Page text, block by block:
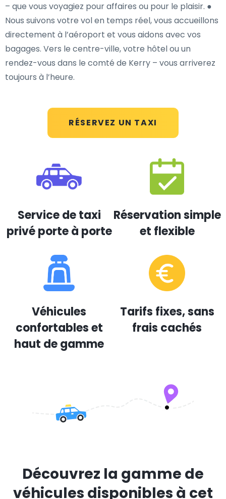
RÉSERVEZ UN TAXI
– que vous voyagiez pour affaires ou pour le plaisir. ●
Nous suivons votre vol en temps réel, vous accueillons
directement à l’aéroport et vous aidons avec vos
bagages. Vers le centre-ville, votre hôtel ou un
rendez-vous dans le comté de Kerry – vous arriverez
toujours à l’heure.
Service de taxi
privé porte à porte
Réservation simple
et flexible
Véhicules
confortables et
haut de gamme
Tarifs fixes, sans
frais cachés
Découvrez la gamme de
véhicules disponibles à cet